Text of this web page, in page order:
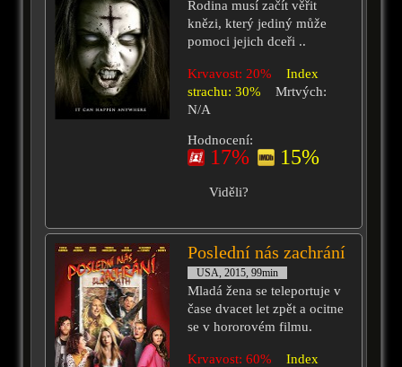
Rodina musí začít věřit
knězi, který jediný může
pomoci jejich dceři ..
Krvavost: 20%
Index
strachu: 30%
Mrtvých:
N/A
Hodnocení:
17% 15%
Viděli?
Poslední nás zachrání
USA, 2015, 99min
Mladá žena se teleportuje v
čase dvacet let zpět a ocitne
se v hororovém filmu.
Krvavost: 60%
Index